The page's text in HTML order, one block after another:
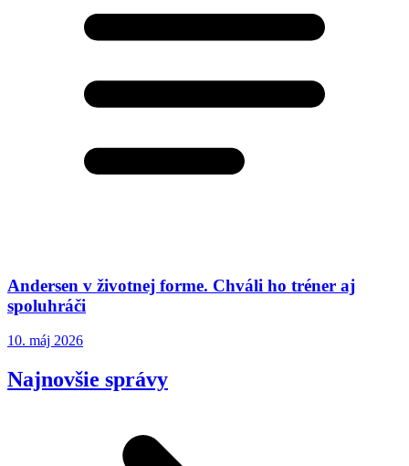
Andersen v životnej forme. Chváli ho tréner aj
spoluhráči
10. máj 2026
Najnovšie správy